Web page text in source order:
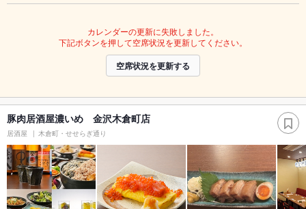
カレンダーの更新に失敗しました。
下記ボタンを押して空席状況を更新してください。
空席状況を更新する
豚肉居酒屋濃いめ 金沢木倉町店
居酒屋 木倉町・せせらぎ通り